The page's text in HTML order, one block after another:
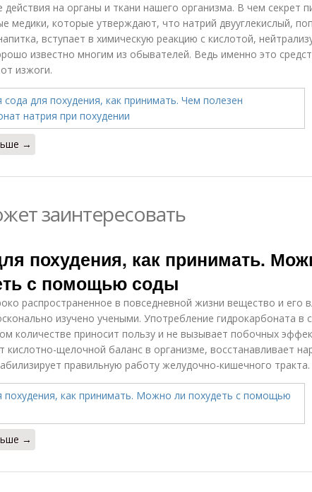
действия на органы и ткани нашего организма. В чем секрет
медики, которые утверждают, что натрий двууглекислый,
вступает в химическую реакцию с кислотой,
известно многим из обывателей. Ведь именно это
изжоги.
→
заинтересовать
похудения, как принимать.
с помощью соды
распространенное в повседневной жизни вещество и его
изучено учеными. Употребление гидрокарбоната в
количестве приносит пользу и не вызывает побочных
кислотно-щелочной баланс в организме, восстанавливает
правильную работу желудочно-кишечного тракта.
→